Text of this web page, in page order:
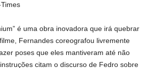
é uma obra inovadora que irá quebrar
Fernandes coreografou livremente
poses que eles mantiveram até não
citam o discurso de Fedro sobre